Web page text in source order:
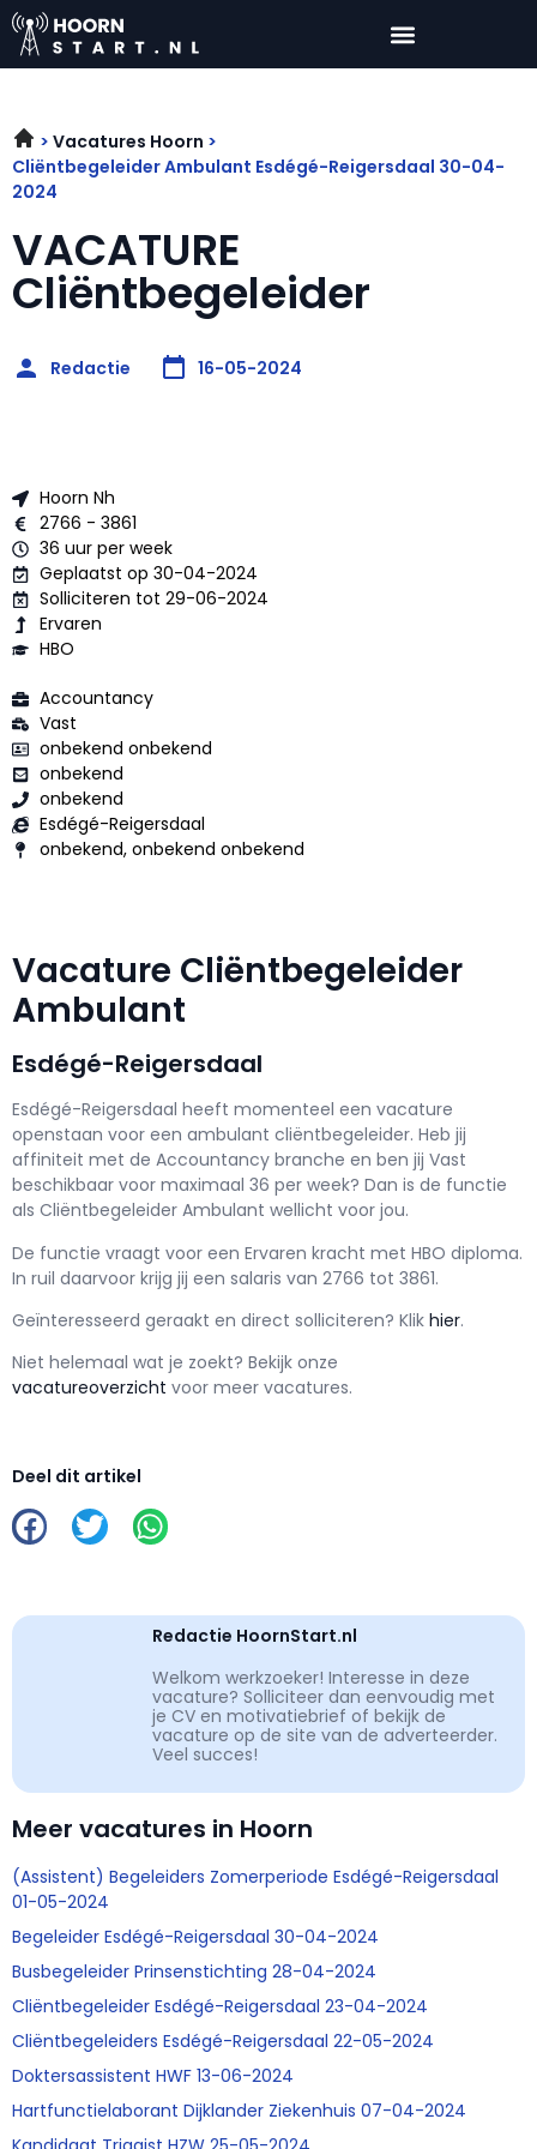
Vacatures Hoorn
Cliëntbegeleider Ambulant Esdégé-Reigersdaal 30-04-
2024
VACATURE
Cliëntbegeleider
Redactie 16-05-2024
Hoorn Nh
2766 - 3861
36 uur per week
Geplaatst op 30-04-2024
Solliciteren tot 29-06-2024
Ervaren
HBO
Accountancy
Vast
onbekend onbekend
onbekend
onbekend
Esdégé-Reigersdaal
onbekend, onbekend onbekend
Vacature Cliëntbegeleider
Ambulant
Esdégé-Reigersdaal
Esdégé-Reigersdaal heeft momenteel een vacature
openstaan voor een ambulant cliëntbegeleider. Heb jij
affiniteit met de Accountancy branche en ben jij Vast
beschikbaar voor maximaal 36 per week? Dan is de functie
als Cliëntbegeleider Ambulant wellicht voor jou.
De functie vraagt voor een Ervaren kracht met HBO diploma.
In ruil daarvoor krijg jij een salaris van 2766 tot 3861.
Geïnteresseerd geraakt en direct solliciteren? Klik hier.
Niet helemaal wat je zoekt? Bekijk onze
vacatureoverzicht voor meer vacatures.
Deel dit artikel
Redactie HoornStart.nl
Welkom werkzoeker! Interesse in deze
vacature? Solliciteer dan eenvoudig met
je CV en motivatiebrief of bekijk de
vacature op de site van de adverteerder.
Veel succes!
Meer vacatures in Hoorn
(Assistent) Begeleiders Zomerperiode Esdégé-Reigersdaal
01-05-2024
Begeleider Esdégé-Reigersdaal 30-04-2024
Busbegeleider Prinsenstichting 28-04-2024
Cliëntbegeleider Esdégé-Reigersdaal 23-04-2024
Cliëntbegeleiders Esdégé-Reigersdaal 22-05-2024
Doktersassistent HWF 13-06-2024
Hartfunctielaborant Dijklander Ziekenhuis 07-04-2024